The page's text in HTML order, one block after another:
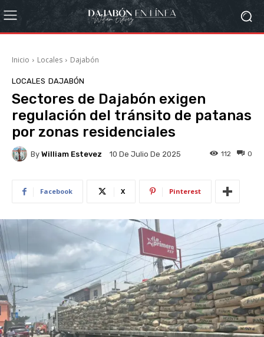
Inicio Locales Dajabón
LOCALES DAJABÓN
Sectores de Dajabón exigen
regulación del tránsito de patanas
por zonas residenciales
By William Estevez 10 De Julio De 2025 0
112
Facebook X Pinterest